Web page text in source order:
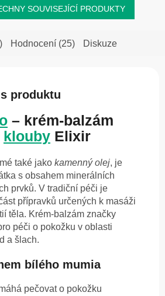
SOUVISEJÍCÍ PRODUKTY
Hodnocení (25) Diskuze
produktu
– krém-balzám
klouby Elixir
také jako kamenný olej, je
s obsahem minerálních
prvků. V tradiční péči je
přípravků určených k masáži
těla. Krém-balzám značky
péči o pokožku v oblasti
a šlach.
bílého mumia
pečovat o pokožku